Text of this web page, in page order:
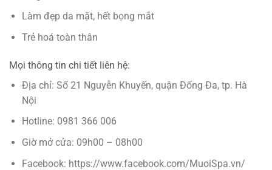
Làm đẹp da mặt, hết bọng mắt
Trẻ hoá toàn thân
Mọi thông tin chi tiết liên hệ:
Địa chỉ: Số 21 Nguyễn Khuyến, quận Đống Đa, tp. Hà
Nội
Hotline: 0981 366 006
Giờ mở cửa: 09h00 – 08h00
Facebook: https://www.facebook.com/MuoiSpa.vn/